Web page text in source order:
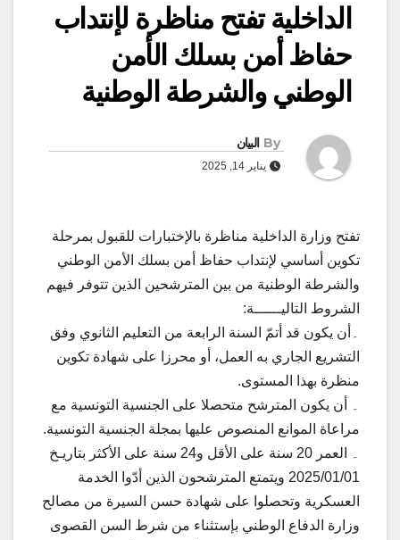
الداخلية تفتح مناظرة لإنتداب
حفاظ أمن بسلك الأمن
الوطني والشرطة الوطنية
By البيان
يناير 14, 2025
تفتح وزارة الداخلية مناظرة بالإختبارات للقبول بمرحلة
تكوين أساسي لإنتداب حفاظ أمن بسلك الأمن الوطني
والشرطة الوطنية من بين المترشحين الذين تتوفر فيهم
الشروط التاليــــــة:
۔أن يكون قد أتمّ السنة الرابعة من التعليم الثانوي وفق
التشريع الجاري به العمل، أو محرزا على شهادة تكوين
منظرة بهذا المستوى.
۔ أن يكون المترشح متحصلا على الجنسية التونسية مع
مراعاة الموانع المنصوص عليها بمجلة الجنسية التونسية.
۔ العمر 20 سنة على الأقل و24 سنة على الأكثر بتاريـخ
2025/01/01 ويتمتع المترشحون الذين أدّوا الخدمة
العسكرية وتحصلوا على شهادة حسن السيرة من مصالح
وزارة الدفاع الوطني بإستثناء من شرط السن القصوى